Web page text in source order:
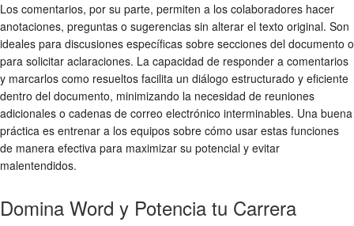
Los comentarios, por su parte, permiten a los colaboradores hacer
anotaciones, preguntas o sugerencias sin alterar el texto original. Son
ideales para discusiones específicas sobre secciones del documento o
para solicitar aclaraciones. La capacidad de responder a comentarios
y marcarlos como resueltos facilita un diálogo estructurado y eficiente
dentro del documento, minimizando la necesidad de reuniones
adicionales o cadenas de correo electrónico interminables. Una buena
práctica es entrenar a los equipos sobre cómo usar estas funciones
de manera efectiva para maximizar su potencial y evitar
malentendidos.
Domina Word y Potencia tu Carrera